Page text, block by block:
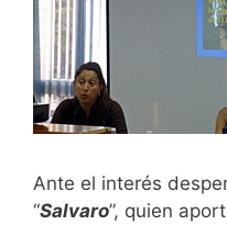
Ante el interés
“Salvaro”, quien